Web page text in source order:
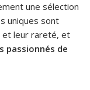
une sélection
uniques sont
et leur rareté, et
passionnés de